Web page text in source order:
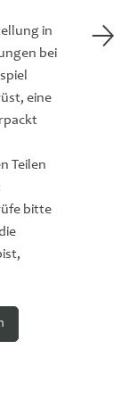
in
bei
eine
Teilen
bitte